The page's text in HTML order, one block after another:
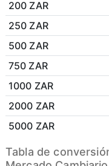
200 ZAR
250 ZAR
500 ZAR
750 ZAR
1000 ZAR
2000 ZAR
5000 ZAR
Tabla de